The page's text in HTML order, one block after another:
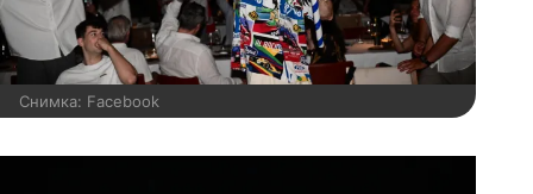
Снимка: Facebook